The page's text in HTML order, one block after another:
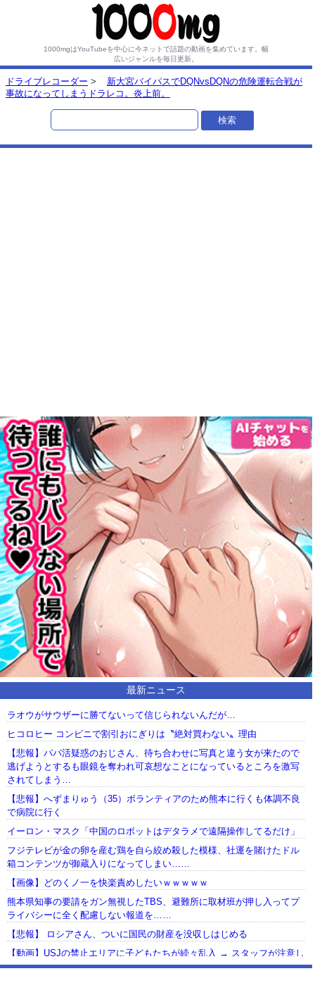
1000mgはYouTubeを中心に今ネットで話題の動画を集めています。 幅
広いジャンルを毎日更新。
ドライブレコーダー >
新大宮バイパスでDQNvsDQNの危険運転合戦が
事故になってしまうドラレコ。炎上前。
最新ニュース
ラオウがサウザーに勝てないって信じられないんだが…
ヒコロヒー コンビニで割引おにぎりは〝絶対買わない〟理由
【悲報】パパ活疑惑のおじさん、待ち合わせに写真と違う女が来たので
逃げようとするも眼鏡を奪われ可哀想なことになっているところを激写
されてしまう…
【悲報】へずまりゅう（35）ボランティアのため熊本に行くも体調不良
で病院に行く
イーロン・マスク「中国のロボットはデタラメで遠隔操作してるだけ」
フジテレビが金の卵を産む鶏を自ら絞め殺した模様、社運を賭けたドル
箱コンテンツが御蔵入りになってしまい……
【画像】どのくノ一を快楽責めしたいｗｗｗｗｗ
熊本県知事の要請をガン無視したTBS、避難所に取材班が押し入ってプ
ライバシーに全く配慮しない報道を……
【悲報】 ロシアさん、ついに国民の財産を没収しはじめる
【動画】USJの禁止エリアに子どもたちが続々乱入 → スタッフが注意し
ても止まらない事態に